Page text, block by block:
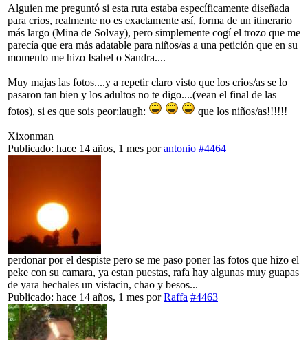
Alguien me preguntó si esta ruta estaba específicamente diseñada
para crios, realmente no es exactamente así, forma de un itinerario
más largo (Mina de Solvay), pero simplemente cogí el trozo que me
parecía que era más adatable para niños/as a una petición que en su
momento me hizo Isabel o Sandra....
Muy majas las fotos....y a repetir claro visto que los crios/as se lo
pasaron tan bien y los adultos no te digo....(vean el final de las
fotos), si es que sois peor:laugh:
que los niños/as!!!!!!
Xixonman
Publicado: hace 14 años, 1 mes porantonio #4464
perdonar por el despiste pero se me paso poner las fotos que hizo el
peke con su camara, ya estan puestas, rafa hay algunas muy guapas
de yara hechales un vistacin, chao y besos...
Publicado: hace 14 años, 1 mes porRaffa #4463